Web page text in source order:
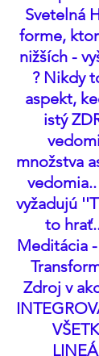
Svetelná
forme,
nižších -
? Nikdy
aspekt,
istý
množstva
vyžadujú
to
Meditácia
Zdroj v